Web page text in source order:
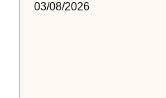
03/08/2026